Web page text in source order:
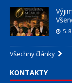
5.
Všechny články
KONTAKTY